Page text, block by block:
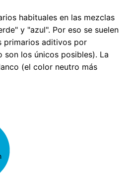
habituales en las mezclas
y "azul". Por eso se suelen
primarios aditivos por
son los únicos posibles). La
(el color neutro más